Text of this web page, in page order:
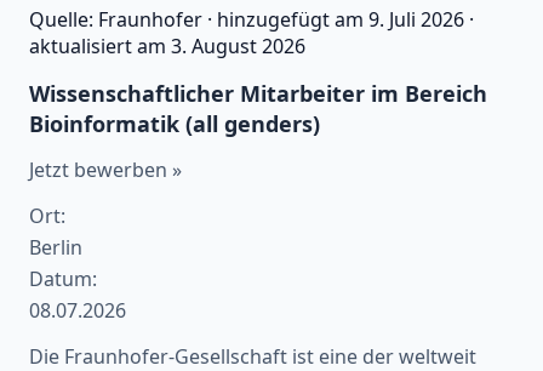
Quelle: Fraunhofer · hinzugefügt am 9. Juli 2026 ·
aktualisiert am 3. August 2026
Wissenschaftlicher Mitarbeiter im Bereich
Bioinformatik (all genders)
Jetzt bewerben »
Ort:
Berlin
Datum:
08.07.2026
Die Fraunhofer-Gesellschaft ist eine der weltweit